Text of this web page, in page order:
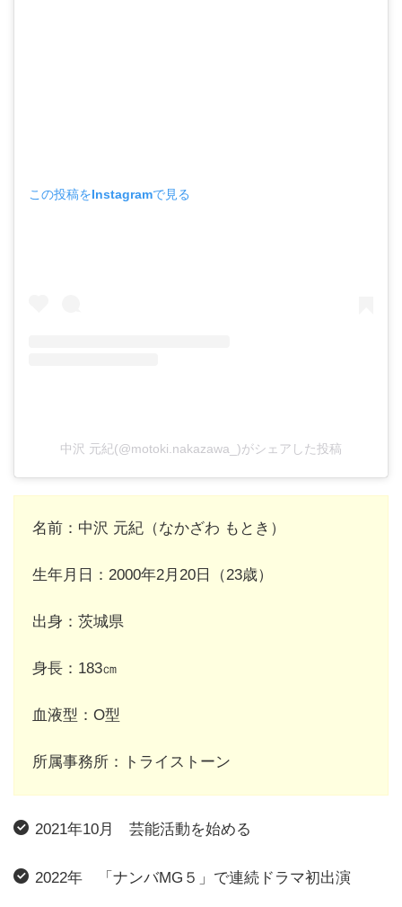
この投稿をInstagramで見る
中沢 元紀(@motoki.nakazawa_)がシェアした投稿
名前：中沢 元紀（なかざわ もとき）
生年月日：2000年2月20日（23歳）
出身：茨城県
身長：183㎝
血液型：O型
所属事務所：トライストーン
2021年10月 芸能活動を始める
2022年 「ナンバMG５」で連続ドラマ初出演